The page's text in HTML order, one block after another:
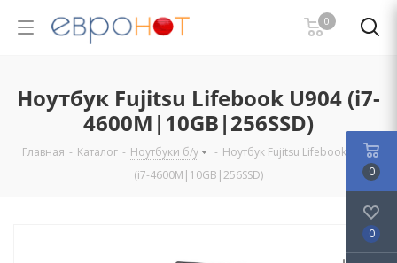
0
Ноутбук Fujitsu Lifebook U904 (i7-
4600M|10GB|256SSD)
Главная - Каталог - Ноутбуки б/у - Ноутбук Fujitsu Lifebook U904
(i7-4600M|10GB|256SSD)
0
0